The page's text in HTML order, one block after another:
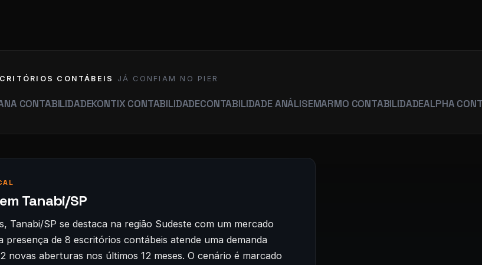
CONTÁBEIS JÁ CONFIAM NO PIER
KONTIX CONTABILIDADECONTABILIDADE ANÁLISEMARMO CONTABILIDADEALPHA
Tanabi/SP
Tanabi/SP se destaca na região Sudeste com um mercado
presença de 8 escritórios contábeis atende uma demanda
novas aberturas nos últimos 12 meses. O cenário é marcado